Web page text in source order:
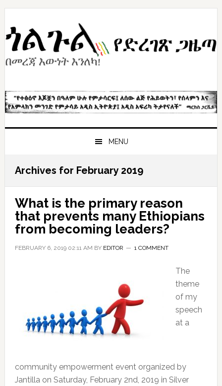
Skip
primary
navigation
Skip
content
Skip
primary
sidebar
MENU
Archives for February 2019
What is the primary reason
that prevents many Ethiopians
from becoming leaders?
FEBRUARY 6, 2019 02:11 AM BY EDITOR 1 COMMENT
The
theme
of my
speech
at a
community empowerment event organized by
Jantilla on Saturday, February 2nd, 2019 in Silver